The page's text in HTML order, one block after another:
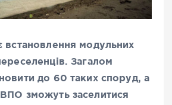
встановлення модульних
Загалом
до 60 таких споруд, а
зможуть заселитися